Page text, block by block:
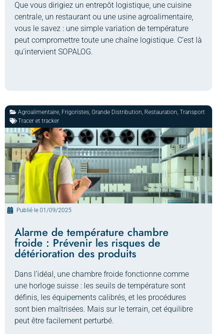
Que vous dirigiez un entrepôt logistique, une cuisine
centrale, un restaurant ou une usine agroalimentaire,
vous le savez : une simple variation de température
peut compromettre toute une chaîne logistique. C’est là
qu’intervient SOPALOG.
Agroalimentaire, Frigoristes, Grande Distribution, Restauration, Transport
Tracer et tracker
Publié le 01/09/2025
Alarme de température chambre
froide : Prévenir les risques de
détérioration des produits
Dans l’idéal, une chambre froide fonctionne comme
une horloge suisse : les seuils de température sont
définis, les équipements calibrés, et les procédures
sont bien maîtrisées. Mais sur le terrain, cet équilibre
peut être facilement perturbé.